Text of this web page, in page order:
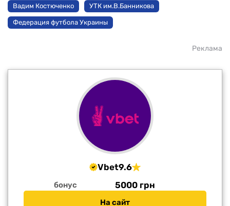
Вадим Костюченко УТК им.В.Банникова
Федерация футбола Украины
Реклама
Vbet9.6
бонус 5000 грн
На сайт